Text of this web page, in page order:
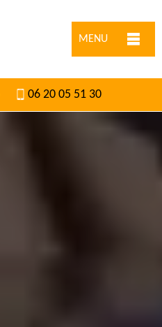
MENU
06 20 05 51 30